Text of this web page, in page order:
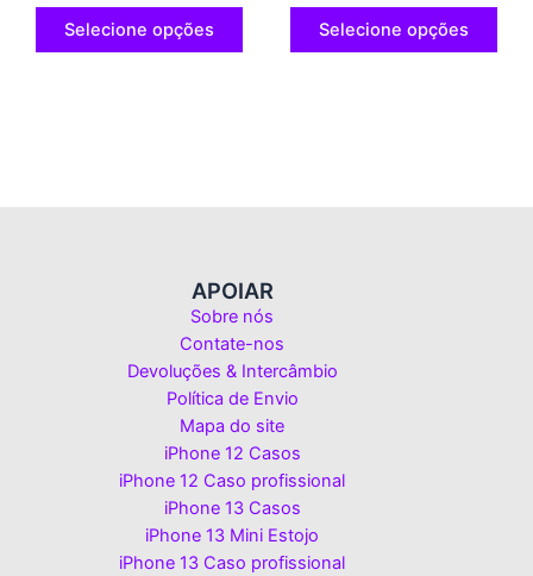
Selecione opções Selecione opções
APOIAR
Sobre nós
Contate-nos
Devoluções & Intercâmbio
Política de Envio
Mapa do site
iPhone 12 Casos
iPhone 12 Caso profissional
iPhone 13 Casos
iPhone 13 Mini Estojo
iPhone 13 Caso profissional